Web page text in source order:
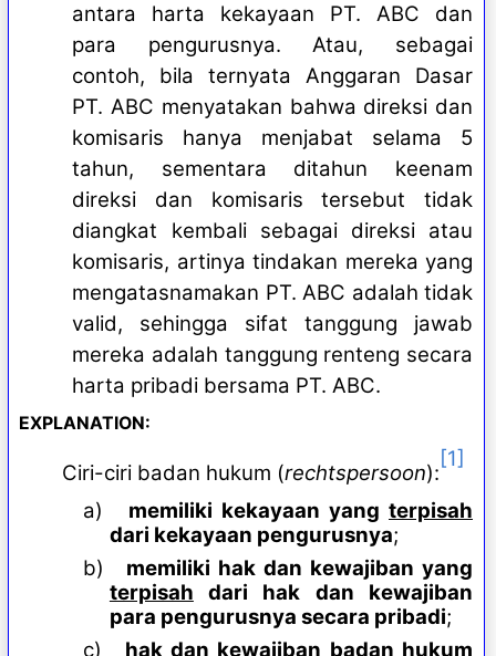
antara harta kekayaan PT. ABC dan
para pengurusnya. Atau, sebagai
contoh, bila ternyata Anggaran Dasar
PT. ABC menyatakan bahwa direksi dan
komisaris hanya menjabat selama 5
tahun, sementara ditahun keenam
direksi dan komisaris tersebut tidak
diangkat kembali sebagai direksi atau
komisaris, artinya tindakan mereka yang
mengatasnamakan PT. ABC adalah tidak
valid, sehingga sifat tanggung jawab
mereka adalah tanggung renteng secara
harta pribadi bersama PT. ABC.
EXPLANATION:
Ciri-ciri badan hukum (rechtspersoon):
[1]
a) memiliki kekayaan yangterpisah
dari kekayaan pengurusnya;
b)
memiliki hak dan kewajiban yang
terpisah dari hak dan kewajiban
para pengurusnya secara pribadi;
c)
hak dan kewajiban badan hukum